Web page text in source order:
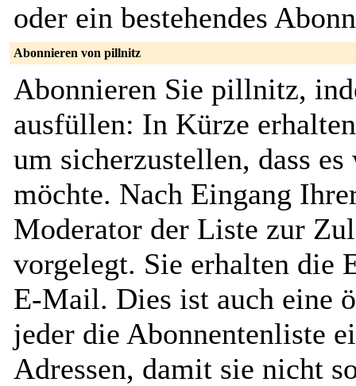
oder ein bestehendes
Abonnieren von pillnitz
Abonnieren Sie pillnitz,
ausfüllen: In Kürze
um sicherzustellen, dass
möchte. Nach Eingang
Moderator der Liste zur
vorgelegt. Sie erhalten die
E-Mail. Dies ist auch eine
jeder die Abonnentenliste
Adressen, damit sie nicht